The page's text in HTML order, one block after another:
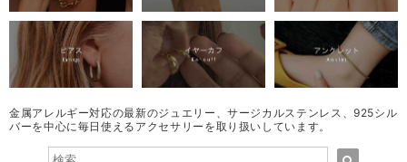
金属アレルギー対応の最新のジュエリー、サージカルステンレス、925シル
バーを中心に毎日使えるアクセサリーを取り扱いしています。